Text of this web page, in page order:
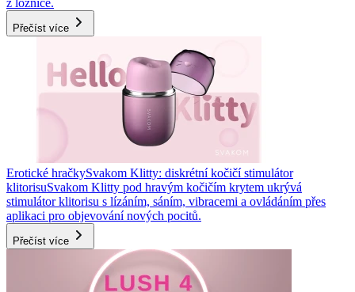
z ložnice.
Přečíst více
Erotické hračkySvakom Klitty: diskrétní kočičí stimulátor
klitorisuSvakom Klitty pod hravým kočičím krytem ukrývá
stimulátor klitorisu s lízáním, sáním, vibracemi a ovládáním přes
aplikaci pro objevování nových pocitů.
Přečíst více